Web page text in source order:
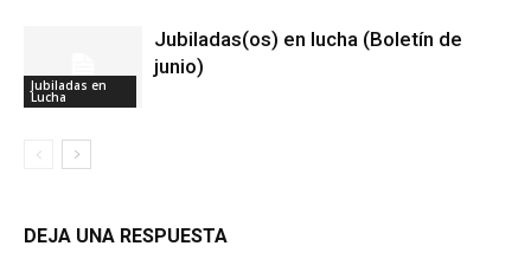
Jubiladas en
Lucha
Jubiladas(os) en lucha (Boletín de
junio)
DEJA UNA RESPUESTA